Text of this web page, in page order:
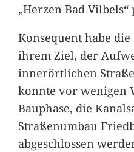
„Herzen Bad
Konsequent habe die
ihrem Ziel, der
innerörtlichen
konnte vor wenigen
Bauphase, die
Straßenumbau
abgeschlossen